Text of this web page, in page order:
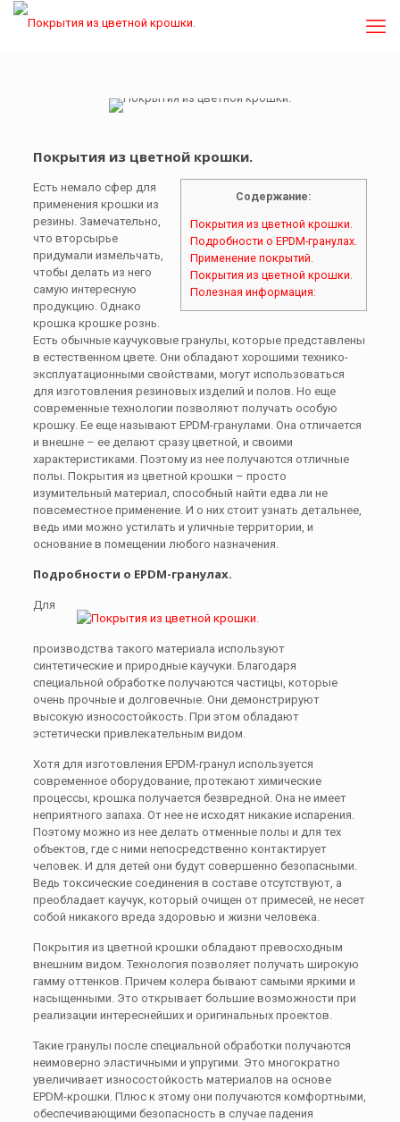
Покрытия из цветной крошки.
Содержание:
Покрытия из цветной крошки.
Подробности о EPDM-гранулах.
Применение покрытий.
Покрытия из цветной крошки.
Полезная информация:
Есть немало сфер для
применения крошки из
резины. Замечательно,
что вторсырье
придумали измельчать,
чтобы делать из него
самую интересную
продукцию. Однако
крошка крошке рознь.
Есть обычные каучуковые гранулы, которые представлены
в естественном цвете. Они обладают хорошими технико-
эксплуатационными свойствами, могут использоваться
для изготовления резиновых изделий и полов. Но еще
современные технологии позволяют получать особую
крошку. Ее еще называют EPDM-гранулами. Она отличается
и внешне – ее делают сразу цветной, и своими
характеристиками. Поэтому из нее получаются отличные
полы. Покрытия из цветной крошки – просто
изумительный материал, способный найти едва ли не
повсеместное применение. И о них стоит узнать детальнее,
ведь ими можно устилать и уличные территории, и
основание в помещении любого назначения.
Подробности о EPDM-гранулах.
Для
производства такого материала используют
синтетические и природные каучуки. Благодаря
специальной обработке получаются частицы, которые
очень прочные и долговечные. Они демонстрируют
высокую износостойкость. При этом обладают
эстетически привлекательным видом.
Хотя для изготовления EPDM-гранул используется
современное оборудование, протекают химические
процессы, крошка получается безвредной. Она не имеет
неприятного запаха. От нее не исходят никакие испарения.
Поэтому можно из нее делать отменные полы и для тех
объектов, где с ними непосредственно контактирует
человек. И для детей они будут совершенно безопасными.
Ведь токсические соединения в составе отсутствуют, а
преобладает каучук, который очищен от примесей, не несет
собой никакого вреда здоровью и жизни человека.
Покрытия из цветной крошки обладают превосходным
внешним видом. Технология позволяет получать широкую
гамму оттенков. Причем колера бывают самыми яркими и
насыщенными. Это открывает большие возможности при
реализации интереснейших и оригинальных проектов.
Такие гранулы после специальной обработки получаются
неимоверно эластичными и упругими. Это многократно
увеличивает износостойкость материалов на основе
EPDM-крошки. Плюс к этому они получаются комфортными,
обеспечивающими безопасность в случае падения